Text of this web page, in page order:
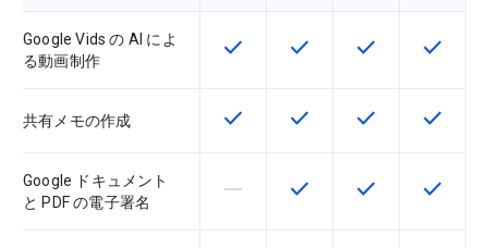
Google Vids の AI によ
る動画制作
この機能は該当の SKU で利用で
check この機能は該当の SKU
check この機能は該当
check この機
check
共有メモの作成 この機能は該当の SKU で利用で
check この機能は該当の SKU
check この機能は該当
check この機
check
Google ドキュメント
と PDF の電子署名
この機能は該当の SKU でサポー
horizontal_rule この機能は該当の SKU
check この機能は該当
check この機
check